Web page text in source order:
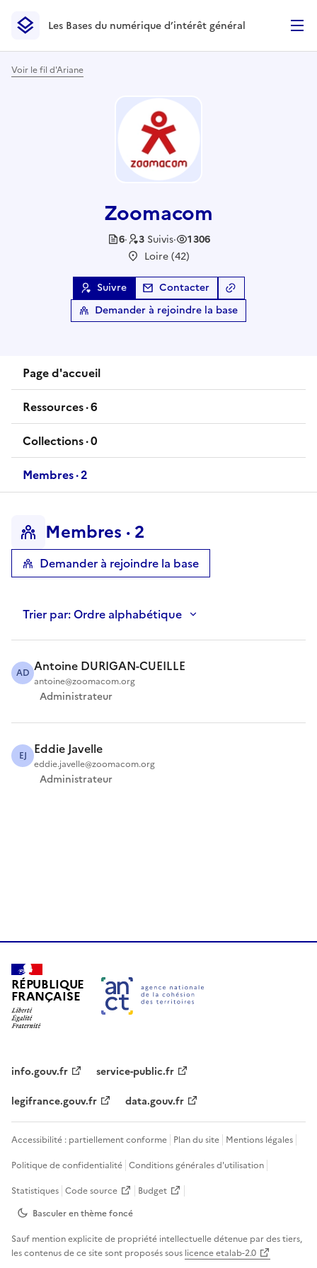
Les Bases du numérique d’intérêt général- Retour à la
Les Bases du numérique d’intérêt général
Voir le fil d'Ariane
Zoomacom
6· 3Suivis·
1 306
Loire (42)
Suivre Contacter Copier le lien
Demander à rejoindre la base
Page d'accueil
Ressources ·6
ressources
Collections ·0
collections
Membres ·2
membres
Membres ·2
membres
Demander à rejoindre la base
Trier par:Ordre alphabétique
AD Antoine DURIGAN-CUEILLE
antoine@zoomacom.org
Administrateur
EJ Eddie Javelle
eddie.javelle@zoomacom.org
Administrateur
RÉPUBLIQUE
FRANÇAISE
info.gouv.fr
service-public.fr
legifrance.gouv.fr
data.gouv.fr
Accessibilité : partiellement conforme Plan du site Mentions légales
Politique de confidentialité Conditions générales d'utilisation
Statistiques Code source
Budget
Basculer en thèmefoncé
Sauf mention explicite de propriété intellectuelle détenue par des tiers,
les contenus de ce site sont proposés sous licence etalab-2.0